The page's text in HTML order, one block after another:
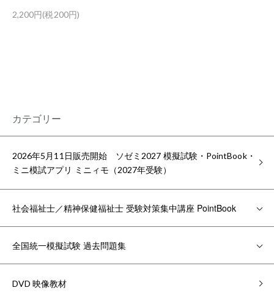
2,200円(税200円)
カテゴリー
2026年5月11日販売開始 ソゼミ2027 模擬試験・PointBook・
ミニ模試アプリ ミニィモ（2027年受験）
社会福祉士／精神保健福祉士 受験対策集中講座 PointBook
全国統一模擬試験 過去問題集
DVD 映像教材